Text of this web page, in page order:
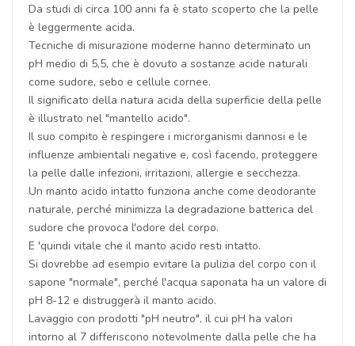
Da studi di circa 100 anni fa è stato scoperto che la pelle
è leggermente acida.
Tecniche di misurazione moderne hanno determinato un
pH medio di 5,5, che è dovuto a sostanze acide naturali
come sudore, sebo e cellule cornee.
Il significato della natura acida della superficie della pelle
è illustrato nel "mantello acido".
Il suo compito è respingere i microrganismi dannosi e le
influenze ambientali negative e, così facendo, proteggere
la pelle dalle infezioni, irritazioni, allergie e secchezza.
Un manto acido intatto funziona anche come deodorante
naturale, perché minimizza la degradazione batterica del
sudore che provoca l'odore del corpo.
E 'quindi vitale che il manto acido resti intatto.
Si dovrebbe ad esempio evitare la pulizia del corpo con il
sapone "normale", perché l'acqua saponata ha un valore di
pH 8-12 e distruggerà il manto acido.
Lavaggio con prodotti "pH neutro", il cui pH ha valori
intorno al 7 differiscono notevolmente dalla pelle che ha